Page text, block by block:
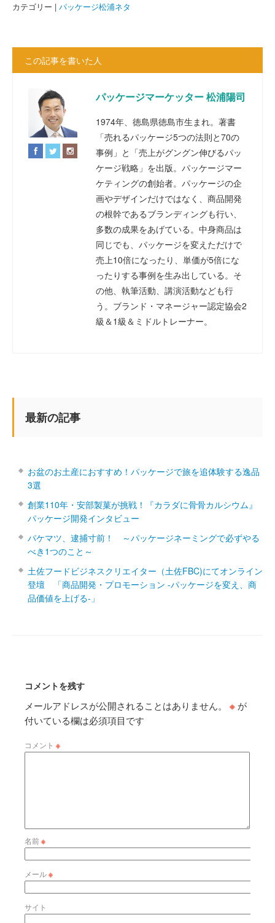
カテゴリー | パッケージ松浦ネタ
この記事を書いた人
パッケージマーケッター 松浦陽司
1974年、徳島県徳島市生まれ。著書
「売れるパッケージ5つの法則と70の
事例」と「売上がグングン伸びるパッ
ケージ戦略」を出版。パッケージマー
ケティングの創始者。パッケージの企
画やデザインだけではなく、商品開発
の根幹であるブランディングも行い、
多数の成果をあげている。中身商品は
同じでも、パッケージを変えただけで
売上10倍になったり、単価が5倍にな
ったりする事例を生み出している。そ
の他、執筆活動、講演活動なども行
う。ブランド・マネージャー認定協会2
級＆1級＆ミドルトレーナー。
最新の記事
お盆のお土産におすすめ！パッケージで旅を追体験する逸品
3選
創業110年・安部製菓が挑戦！『カラダに骨骨カルシウム』
パッケージ開発インタビュー
パケマツ、逮捕寸前！ ～パッケージネーミングで必ずやる
べき1つのこと～
土佐フードビジネスクリエイター（土佐FBC)にてオンライン
登壇 「商品開発・プロモーション ‐パッケージを変え、商
品価値を上げる‐」
コメントを残す
メールアドレスが公開されることはありません。 ※ が
付いている欄は必須項目です
コメント ※
名前※
メール※
サイト